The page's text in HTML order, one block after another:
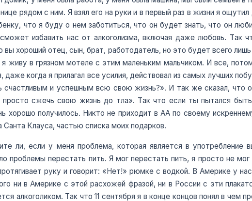
рядом с ним. Я взял его на руки и в первый раз в жизни я
что я буду о нем заботиться, что он будет знать, что он
избавить нас от алкоголизма, включая даже любовь. Так
хороший отец, сын, брат, работодатель, но это будет всего
живу в грязном мотеле с этим маленьким мальчиком. И все,
даже когда я прилагал все усилия, действовал из самых лучших
и успешным всю свою жизнь?». И так же сказал, что
сжечь свою жизнь до тла». Так что если ты пытался быть
хорошо получилось. Никто не приходит в АА по своему
Клауса, частью списка моих подарков.
ли, если у меня проблема, которая является в употребление
проблемы перестать пить. Я мог перестать пить, я просто не
руку и говорит: «Нет!» рюмке с водкой. В Америке у
ни в Америке с этой расхожей фразой, ни в России с эти
алкоголиком. Так что 11 сентября я в конце концов понял в чем